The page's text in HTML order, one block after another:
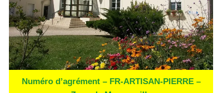
Numéro d’agrément – FR-ARTISAN-PIERRE –